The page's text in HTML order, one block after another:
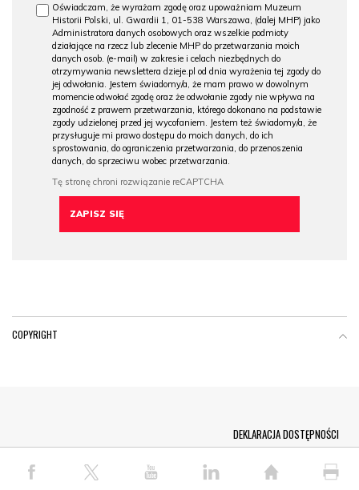
Oświadczam, że wyrażam zgodę oraz upoważniam Muzeum
Historii Polski, ul. Gwardii 1, 01-538 Warszawa, (dalej MHP) jako
Administratora danych osobowych oraz wszelkie podmioty
działające na rzecz lub zlecenie MHP do przetwarzania moich
danych osob. (e-mail) w zakresie i celach niezbędnych do
otrzymywania newslettera dzieje.pl od dnia wyrażenia tej zgody do
jej odwołania. Jestem świadomy/a, że mam prawo w dowolnym
momencie odwołać zgodę oraz że odwołanie zgody nie wpływa na
zgodność z prawem przetwarzania, którego dokonano na podstawie
zgody udzielonej przed jej wycofaniem. Jestem też świadomy/a, że
przysługuje mi prawo dostępu do moich danych, do ich
sprostowania, do ograniczenia przetwarzania, do przenoszenia
danych, do sprzeciwu wobec przetwarzania.
COPYRIGHT
© COPYRIGHT PAP 2026
DEKLARACJA DOSTĘPNOŚCI